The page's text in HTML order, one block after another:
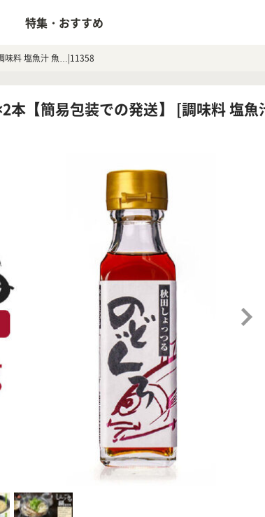
特集・おすすめ
味料 塩魚汁 魚…|11358
本【簡易包装での発送】 [調味料 塩